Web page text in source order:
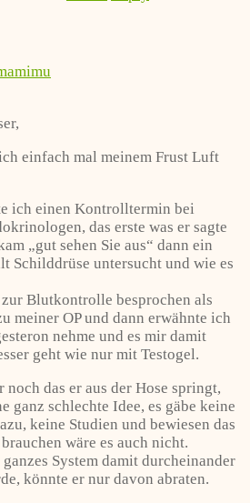
einfach mal meinem Frust Luft
ich einen Kontrolltermin bei
das erste was er sagte
„gut sehen Sie aus“ dann ein
Schilddrüse untersucht und wie es
Blutkontrolle besprochen als
meiner OP und dann erwähnte ich
nehme und es mir damit
geht wie nur mit Testogel.
noch das er aus der Hose springt,
ganz schlechte Idee, es gäbe keine
keine Studien und bewiesen das
wäre es auch nicht.
System damit durcheinander
könnte er nur davon abraten.